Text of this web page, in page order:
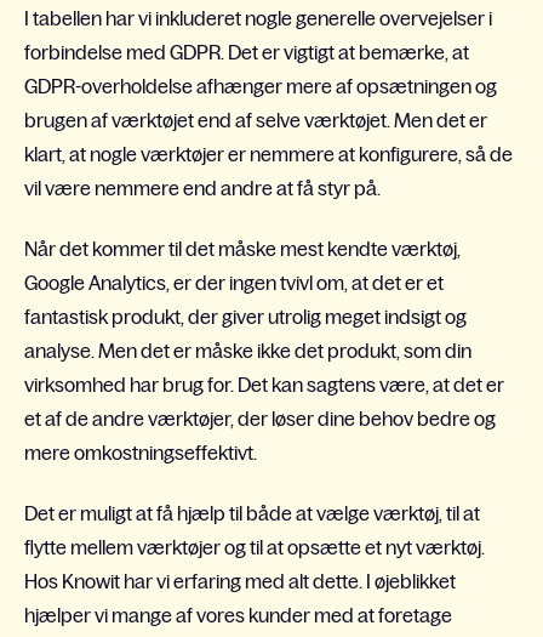
I tabellen har vi inkluderet nogle generelle overvejelser i
forbindelse med GDPR. Det er vigtigt at bemærke, at
GDPR-overholdelse afhænger mere af opsætningen og
brugen af værktøjet end af selve værktøjet. Men det er
klart, at nogle værktøjer er nemmere at konfigurere, så de
vil være nemmere end andre at få styr på.
Når det kommer til det måske mest kendte værktøj,
Google Analytics, er der ingen tvivl om, at det er et
fantastisk produkt, der giver utrolig meget indsigt og
analyse. Men det er måske ikke det produkt, som din
virksomhed har brug for. Det kan sagtens være, at det er
et af de andre værktøjer, der løser dine behov bedre og
mere omkostningseffektivt.
Det er muligt at få hjælp til både at vælge værktøj, til at
flytte mellem værktøjer og til at opsætte et nyt værktøj.
Hos Knowit har vi erfaring med alt dette. I øjeblikket
hjælper vi mange af vores kunder med at foretage